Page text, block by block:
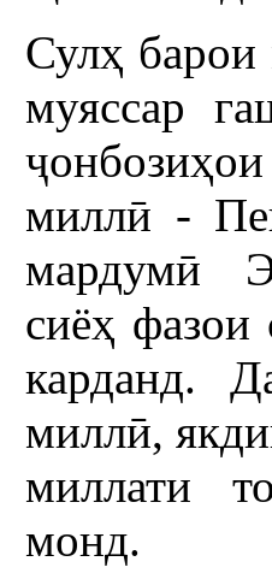
Сулҳ
муяссар
миллӣ -
мардумӣ
сиёҳ фазои
карданд.
миллӣ,
миллати
монд.